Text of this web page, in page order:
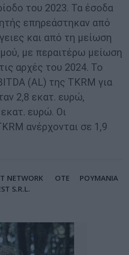
του 2023. Τα έσοδα
επηρεάστηκαν από
και από τη μείωση
με περαιτέρω μείωση
αρχές του 2024. Το
(AL) της TKRM για
2,8 εκατ. ευρώ,
ευρώ. Οι
ανέρχονται σε 1,9
NETWORK
S.R.L.
ΟΤΕ ΡΟΥΜΑΝΙΑ